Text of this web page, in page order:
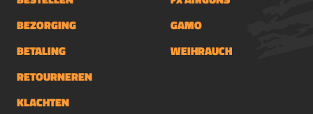
nachts. Bekijk&nbsp;hier het volledige
assortiment warmtebeeldkijkers.
BEZORGING
BETALING
RETOURNEREN
KLACHTEN
GAMO
WEIHRAUCH